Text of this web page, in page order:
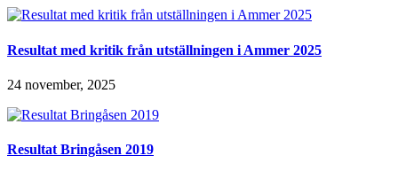
Resultat med kritik från utställningen i Ammer 2025
24 november, 2025
Resultat Bringåsen 2019